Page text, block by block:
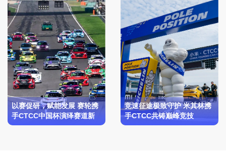
以赛促研，赋能发展 赛轮携
手CTCC中国杯演绎赛道新
篇
竞速征途极致守护 米其林携
手CTCC共铸巅峰竞技